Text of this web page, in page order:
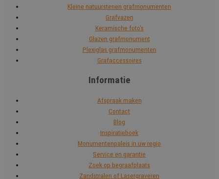
Kleine natuurstenen grafmonumenten
Grafvazen
Keramische foto's
Glazen grafmonument
Plexiglas grafmonumenten
Grafaccessoires
Informatie
Afspraak maken
Contact
Blog
Inspiratieboek
Monumentenpaleis in uw regio
Service en garantie
Zoek op begraafplaats
Zandstralen of Lasergraveren